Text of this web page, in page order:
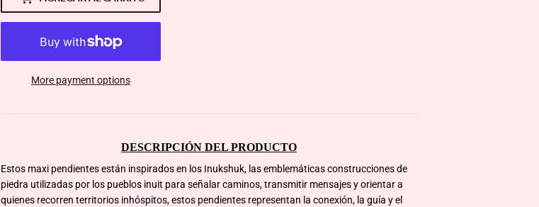
More payment options
DESCRIPCIÓN DEL PRODUCTO
Estos maxi pendientes están inspirados en los Inukshuk, las emblemáticas construcciones de
piedra utilizadas por los pueblos inuit para señalar caminos, transmitir mensajes y orientar a
quienes recorren territorios inhóspitos, estos pendientes representan la conexión, la guía y el